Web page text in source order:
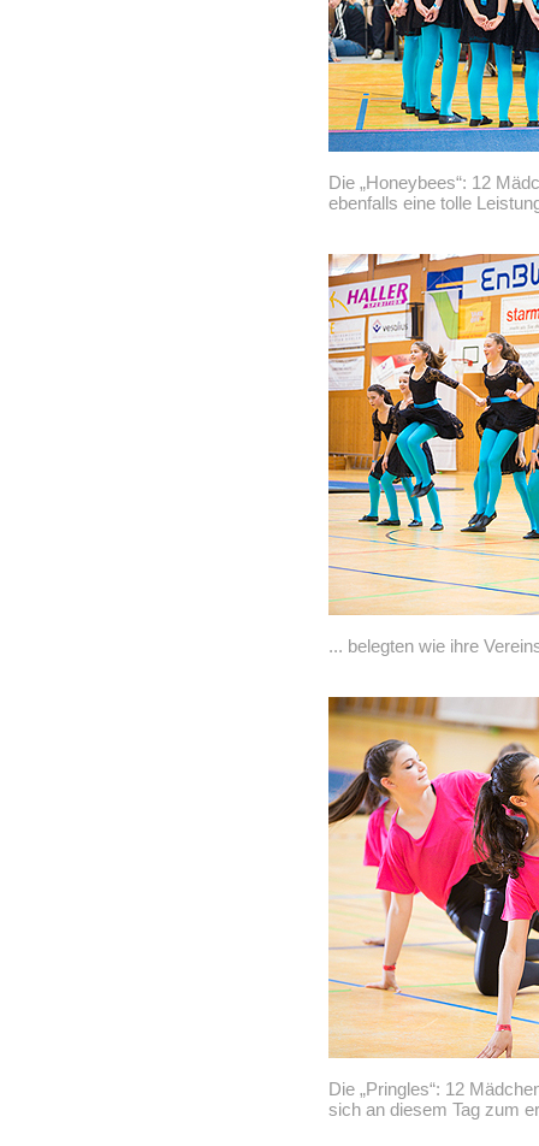
Die „Honeybees“: 12
ebenfalls eine tolle
... belegten wie ihre
Die „Pringles“: 12
sich an diesem Tag zum